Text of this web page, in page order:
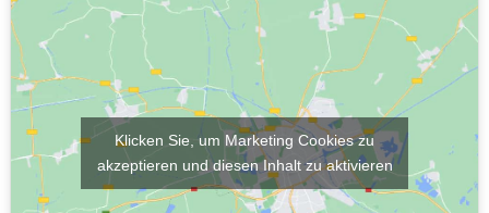
Klicken Sie, um Marketing Cookies zu
akzeptieren und diesen Inhalt zu aktivieren